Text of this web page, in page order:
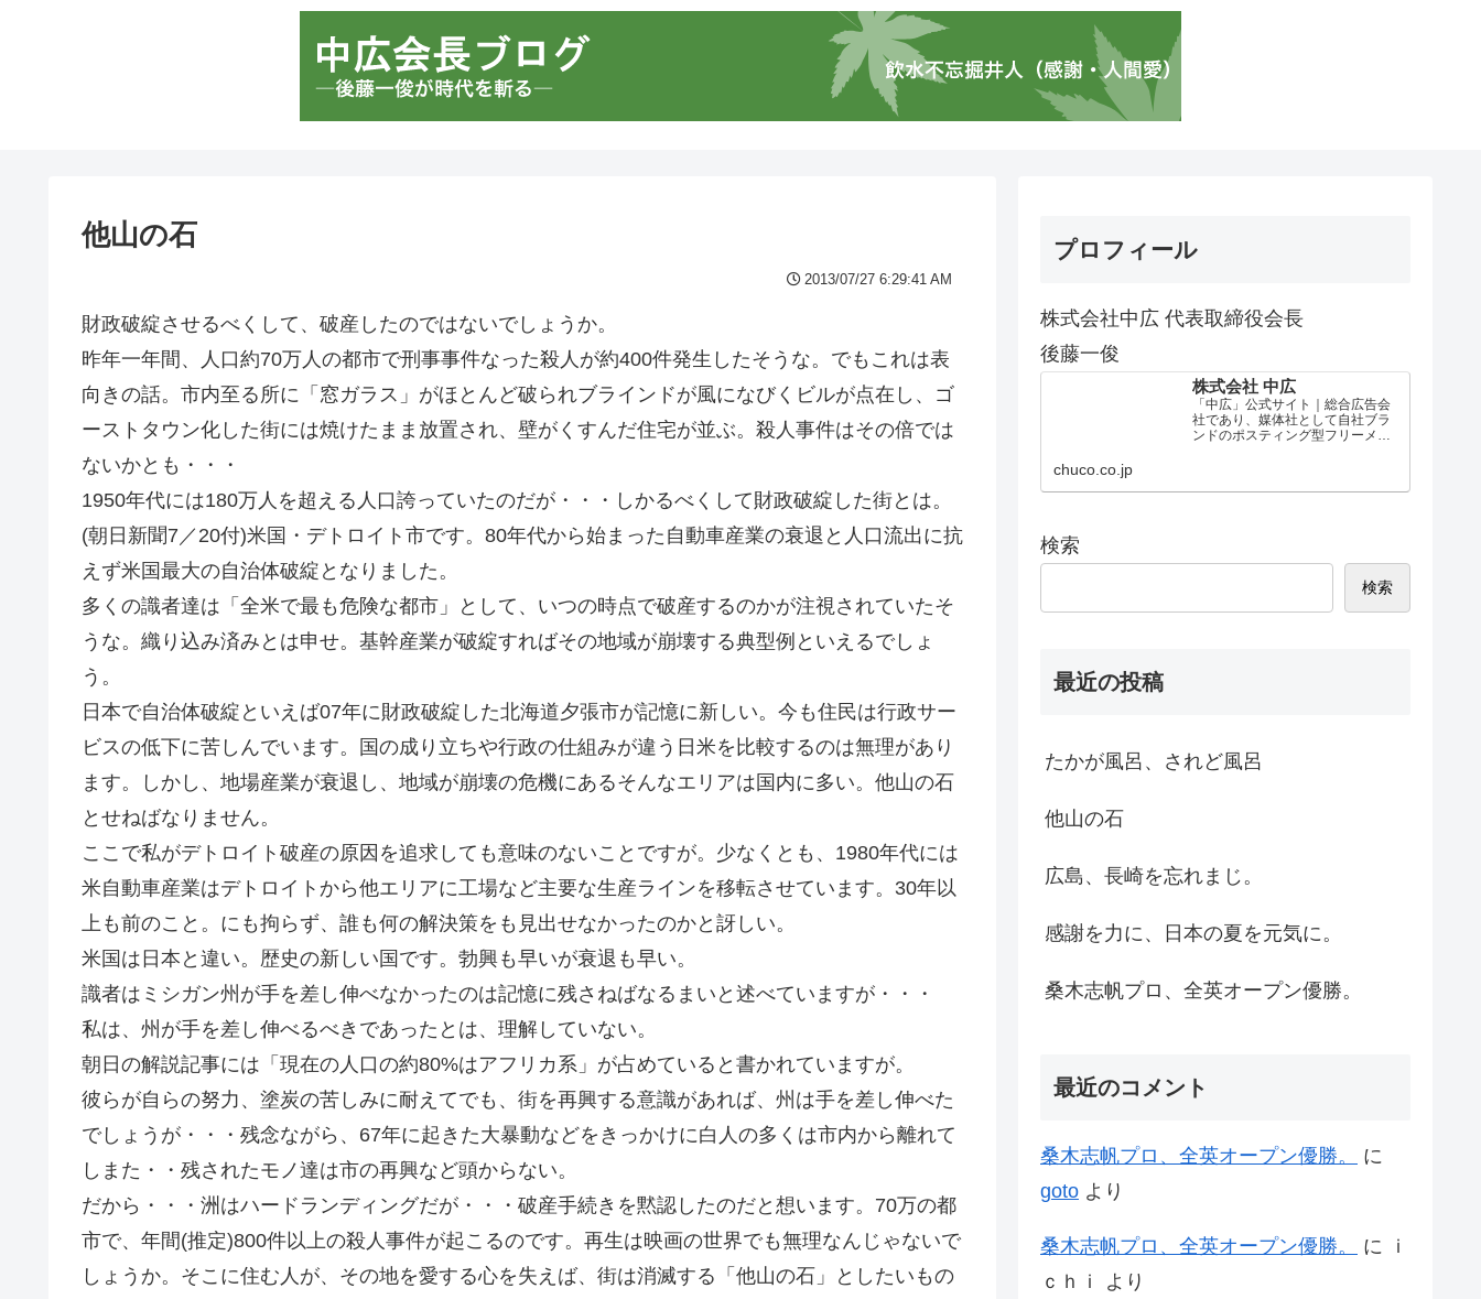
他山の石
2013/07/27 6:29:41 AM
財政破綻させるべくして、破産したのではないでしょうか。
昨年一年間、人口約70万人の都市で刑事事件なった殺人が約400件発生したそうな。でもこれは表
向きの話。市内至る所に「窓ガラス」がほとんど破られブラインドが風になびくビルが点在し、ゴ
ーストタウン化した街には焼けたまま放置され、壁がくすんだ住宅が並ぶ。殺人事件はその倍では
ないかとも・・・
1950年代には180万人を超える人口誇っていたのだが・・・しかるべくして財政破綻した街とは。
(朝日新聞7／20付)米国・デトロイト市です。80年代から始まった自動車産業の衰退と人口流出に抗
えず米国最大の自治体破綻となりました。
多くの識者達は「全米で最も危険な都市」として、いつの時点で破産するのかが注視されていたそ
うな。織り込み済みとは申せ。基幹産業が破綻すればその地域が崩壊する典型例といえるでしょ
う。
日本で自治体破綻といえば07年に財政破綻した北海道夕張市が記憶に新しい。今も住民は行政サー
ビスの低下に苦しんでいます。国の成り立ちや行政の仕組みが違う日米を比較するのは無理があり
ます。しかし、地場産業が衰退し、地域が崩壊の危機にあるそんなエリアは国内に多い。他山の石
とせねばなりません。
ここで私がデトロイト破産の原因を追求しても意味のないことですが。少なくとも、1980年代には
米自動車産業はデトロイトから他エリアに工場など主要な生産ラインを移転させています。30年以
上も前のこと。にも拘らず、誰も何の解決策をも見出せなかったのかと訝しい。
米国は日本と違い。歴史の新しい国です。勃興も早いが衰退も早い。
識者はミシガン州が手を差し伸べなかったのは記憶に残さねばなるまいと述べていますが・・・
私は、州が手を差し伸べるべきであったとは、理解していない。
朝日の解説記事には「現在の人口の約80%はアフリカ系」が占めていると書かれていますが。
彼らが自らの努力、塗炭の苦しみに耐えてでも、街を再興する意識があれば、州は手を差し伸べた
でしょうが・・・残念ながら、67年に起きた大暴動などをきっかけに白人の多くは市内から離れて
しまた・・残されたモノ達は市の再興など頭からない。
だから・・・洲はハードランディングだが・・・破産手続きを黙認したのだと想います。70万の都
市で、年間(推定)800件以上の殺人事件が起こるのです。再生は映画の世界でも無理なんじゃないで
しょうか。そこに住む人が、その地を愛する心を失えば、街は消滅する「他山の石」としたいもの
プロフィール
株式会社中広 代表取締役会長
後藤一俊
株式会社 中広
「中広」公式サイト｜総合広告会
社であり、媒体社として自社ブラ
ンドのポスティング型フリーメデ
chuco.co.jp
検索
検索
最近の投稿
たかが風呂、されど風呂
他山の石
広島、長崎を忘れまじ。
感謝を力に、日本の夏を元気に。
桑木志帆プロ、全英オープン優勝。
最近のコメント
桑木志帆プロ、全英オープン優勝。
に
goto より
桑木志帆プロ、全英オープン優勝。 に
ｉ
ｃｈｉ
より